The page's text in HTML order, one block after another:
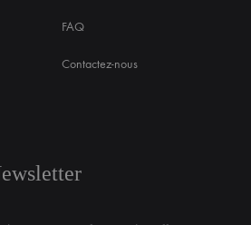
FAQ
Contactez-nous